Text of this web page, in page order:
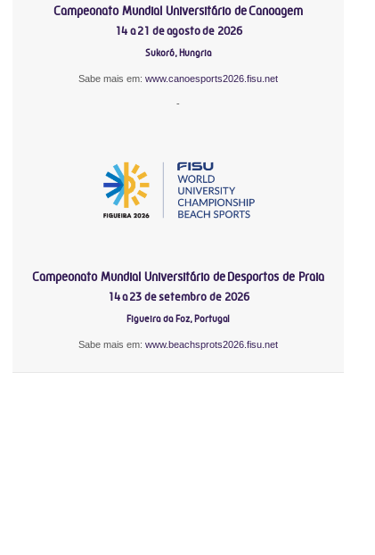
Campeonato Mundial Universitário de Canoagem
14 a 21 de agosto de 2026
Sukoró, Hungria
Sabe mais em:www.canoesports2026.fisu.net
-
Campeonato Mundial Universitário de Desportos de Praia
14 a 23 de setembro de 2026
Figueira da Foz, Portugal
Sabe mais em:www.beachsprots2026.fisu.net